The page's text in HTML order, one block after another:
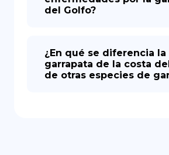
del Golfo?
¿En qué se diferencia la
garrapata de la costa
de otras especies de